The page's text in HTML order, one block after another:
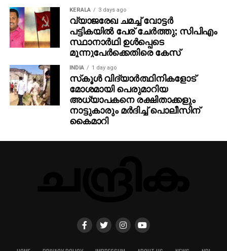
KERALA 3 days ago
വ്യാജരേഖ ചമച്ച് വോട്ടര്‍
പട്ടികയില്‍ പേര് ചേര്‍ത്തു; സിപിഎം
സ്ഥാനാര്‍ഥി ഉള്‍പ്പെടെ
മൂന്നുപേര്‍ക്കെതിരെ കേസ്
INDIA 1 day ago
സ്‌കൂള്‍ വിദ്യാര്‍ത്ഥിനികളോട്
മോശമായി പെരുമാറിയ
അധ്യാപകനെ രക്ഷിതാക്കളും
നാട്ടുകാരും മര്‍ദിച്ച് പൊലീസിന്
കൈമാറി